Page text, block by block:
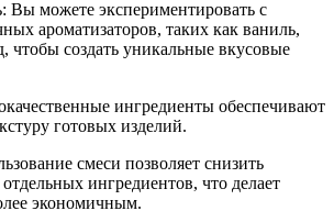
Вы можете экспериментировать с
ароматизаторов, таких как ваниль,
чтобы создать уникальные вкусовые
ингредиенты обеспечивают
готовых изделий.
смеси позволяет снизить
ингредиентов, что делает
экономичным.